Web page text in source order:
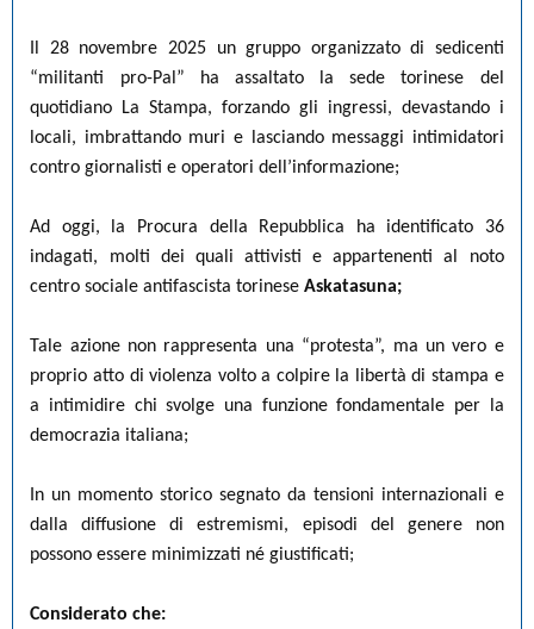
Il 28 novembre 2025 un gruppo organizzato di sedicenti
“militanti pro-Pal” ha assaltato la sede torinese del
quotidiano La Stampa, forzando gli ingressi, devastando i
locali, imbrattando muri e lasciando messaggi intimidatori
contro giornalisti e operatori dell’informazione;
Ad oggi, la Procura della Repubblica ha identificato 36
indagati, molti dei quali attivisti e appartenenti al noto
centro sociale antifascista torineseAskatasuna;
Tale azione non rappresenta una “protesta”, ma un vero e
proprio atto di violenza volto a colpire la libertà di stampa e
a intimidire chi svolge una funzione fondamentale per la
democrazia italiana;
In un momento storico segnato da tensioni internazionali e
dalla diffusione di estremismi, episodi del genere non
possono essere minimizzati né giustificati;
Considerato che: